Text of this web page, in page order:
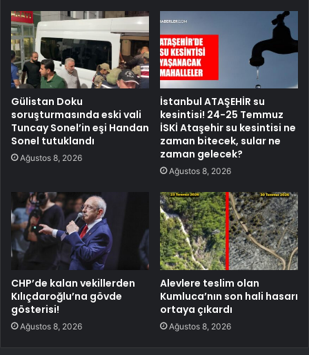
Gülistan Doku
soruşturmasında eski vali
Tuncay Sonel’in eşi Handan
Sonel tutuklandı
Ağustos 8, 2026
İstanbul ATAŞEHİR su
kesintisi! 24-25 Temmuz
İSKİ Ataşehir su kesintisi ne
zaman bitecek, sular ne
zaman gelecek?
Ağustos 8, 2026
CHP’de kalan vekillerden
Kılıçdaroğlu’na gövde
gösterisi!
Ağustos 8, 2026
Alevlere teslim olan
Kumluca’nın son hali hasarı
ortaya çıkardı
Ağustos 8, 2026